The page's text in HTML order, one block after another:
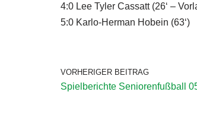
4:0 Lee Tyler Cassatt (26‘ –
5:0 Karlo-Herman Hobein (63‘)
VORHERIGER BEITRAG
Spielberichte Seniorenfußball